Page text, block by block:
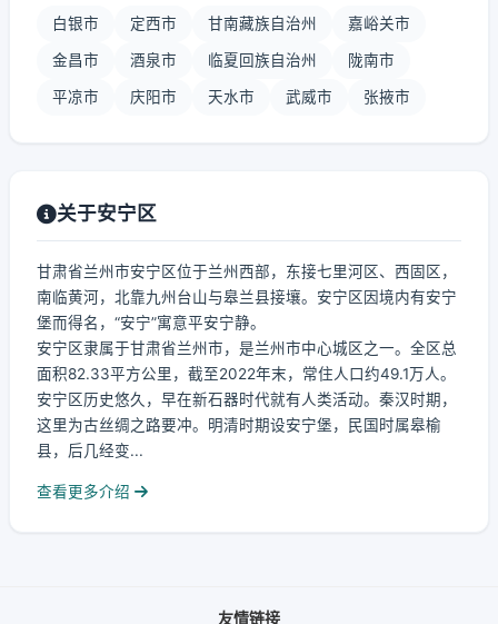
白银市 定西市 甘南藏族自治州 嘉峪关市
金昌市 酒泉市 临夏回族自治州 陇南市
平凉市 庆阳市 天水市 武威市 张掖市
关于安宁区
甘肃省兰州市安宁区位于兰州西部，东接七里河区、西固区，
南临黄河，北靠九州台山与皋兰县接壤。安宁区因境内有安宁
堡而得名，“安宁”寓意平安宁静。
安宁区隶属于甘肃省兰州市，是兰州市中心城区之一。全区总
面积82.33平方公里，截至2022年末，常住人口约49.1万人。
安宁区历史悠久，早在新石器时代就有人类活动。秦汉时期，
这里为古丝绸之路要冲。明清时期设安宁堡，民国时属皋榆
县，后几经变...
查看更多介绍
友情链接